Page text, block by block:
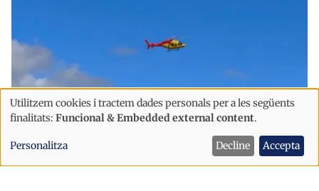
Ús
de
dades
Utilitzem cookies i tractem dades personals per a les següents
finalitats: Funcional & Embedded external content.
Personalitza Decline Accepta